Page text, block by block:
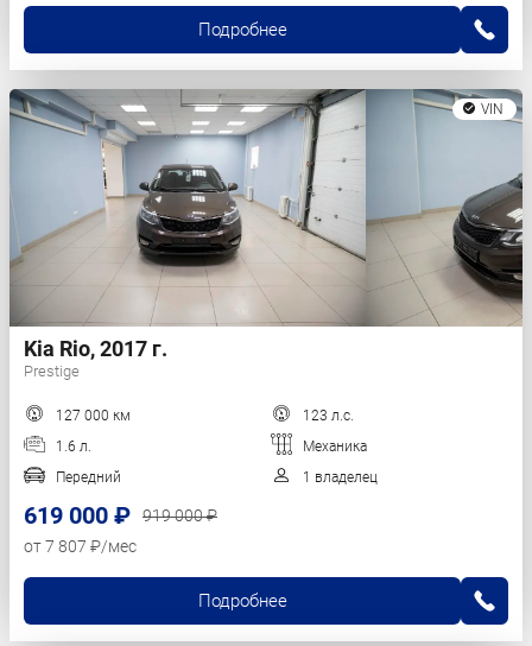
Подробнее
VIN
Kia Rio, 2017 г.
Prestige
127 000 км
123 л.с.
1.6 л.
Механика
Передний
1 владелец
619 000 ₽
919 000 ₽
от 7 807 ₽/мес
Подробнее